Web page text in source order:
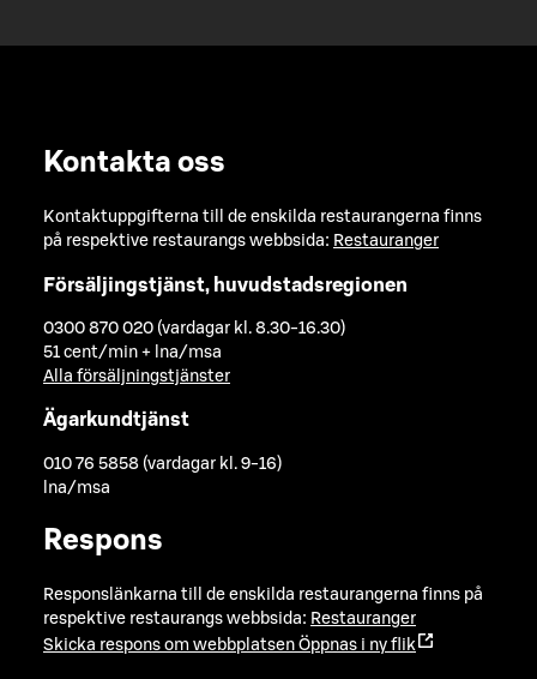
Kontakta oss
Kontaktuppgifterna till de enskilda restaurangerna finns
på respektive restaurangs webbsida: Restauranger
Försäljingstjänst, huvudstadsregionen
0300 870 020 (vardagar kl. 8.30-16.30)
51 cent/min + lna/msa
Alla försäljningstjänster
Ägarkundtjänst
010 76 5858 (vardagar kl. 9-16)
lna/msa
Respons
Responslänkarna till de enskilda restaurangerna finns på
respektive restaurangs webbsida: Restauranger
Skicka respons om webbplatsen Öppnas i ny flik